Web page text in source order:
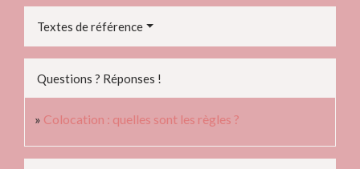
Textes de référence
Questions ? Réponses !
Colocation : quelles sont les règles ?